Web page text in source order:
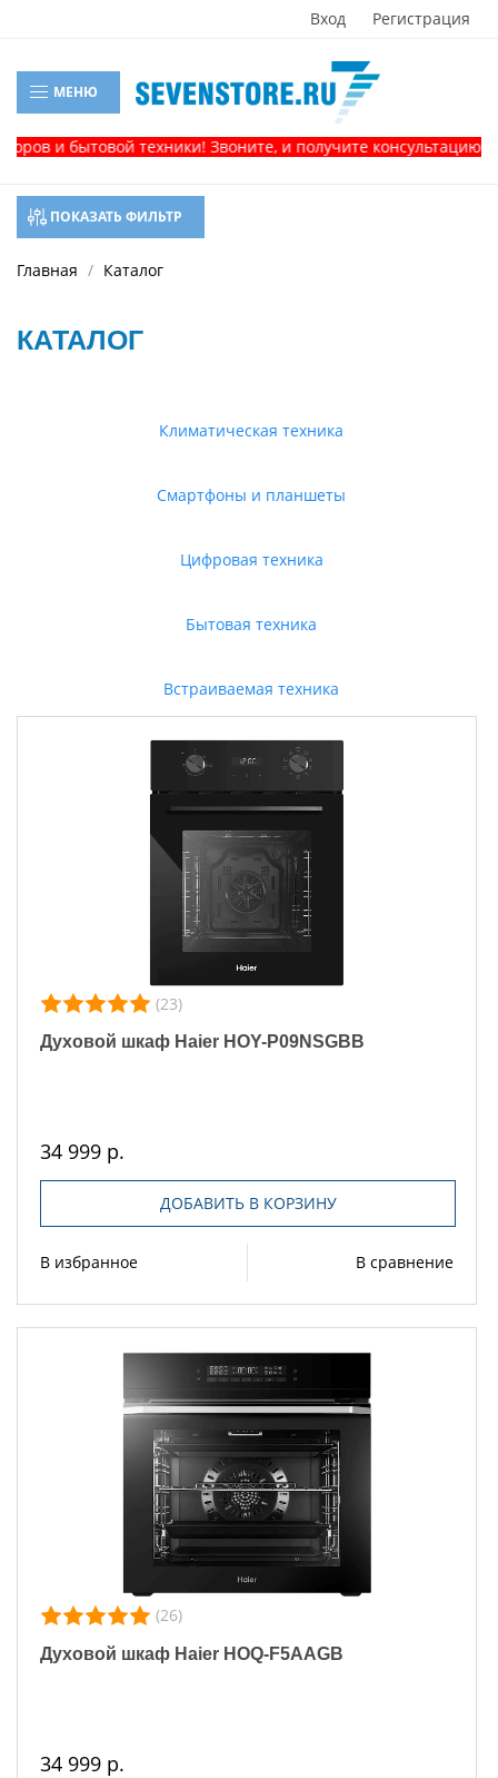
Вход Регистрация
МЕНЮ
техники! Звоните, и получите консультацию!
ПОКАЗАТЬ ФИЛЬТР
Главная Каталог
КАТАЛОГ
Климатическая техника
Смартфоны и планшеты
Цифровая техника
Бытовая техника
Встраиваемая техника
(23)
Духовой шкаф Haier HOY-P09NSGBB
34 999 р.
ДОБАВИТЬ В КОРЗИНУ
В избранное В сравнение
(26)
Духовой шкаф Haier HOQ-F5AAGB
34 999 р.